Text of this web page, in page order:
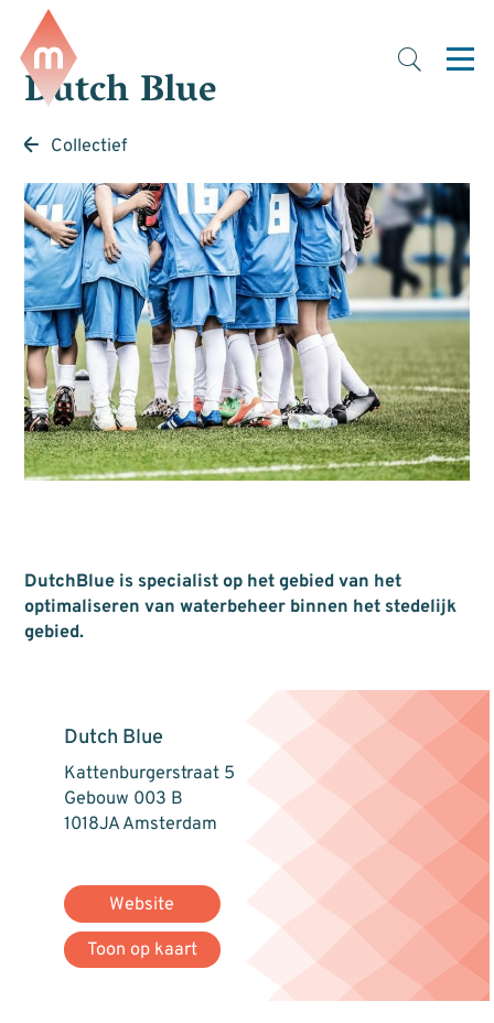
Dutch Blue
Collectief
DutchBlue is specialist op het gebied van het
optimaliseren van waterbeheer binnen het stedelijk
gebied.
Dutch Blue
Kattenburgerstraat 5
Gebouw 003 B
1018JA Amsterdam
Website
Toon op kaart